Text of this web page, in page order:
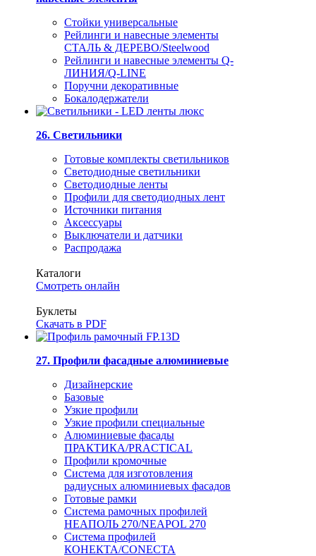
Стойки универсальные
Рейлинги и навесные элементы
СТАЛЬ & ДЕРЕВО/Steelwood
Рейлинги и навесные элементы Q-
ЛИНИЯ/Q-LINE
Поручни декоративные
Бокалодержатели
26. Светильники
Готовые комплекты светильников
Светодиодные светильники
Светодиодные ленты
Профили для светодиодных лент
Источники питания
Аксессуары
Выключатели и датчики
Распродажа
Каталоги
Смотреть онлайн
Буклеты
Скачать в PDF
27. Профили фасадные алюминиевые
Дизайнерские
Базовые
Узкие профили
Узкие профили специальные
Алюминиевые фасады
ПРАКТИКА/PRACTICAL
Профили кромочные
Система для изготовления
радиусных алюминиевых фасадов
Готовые рамки
Система рамочных профилей
НЕАПОЛЬ 270/NEAPOL 270
Система профилей
КОНЕКТА/CONECTA